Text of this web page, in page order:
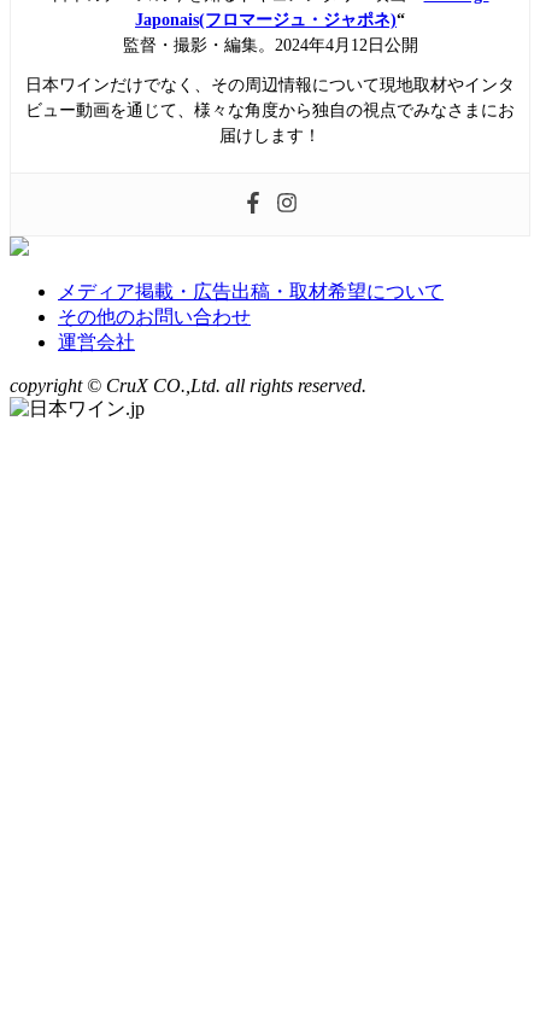
Japonais(フロマージュ・ジャポネ)“
監督・撮影・編集。2024年4月12日公開
日本ワインだけでなく、その周辺情報について現地取材やインタ
ビュー動画を通じて、様々な角度から独自の視点でみなさまにお
届けします！
メディア掲載・広告出稿・取材希望について
その他のお問い合わせ
運営会社
copyright © CruX CO.,Ltd. all rights reserved.